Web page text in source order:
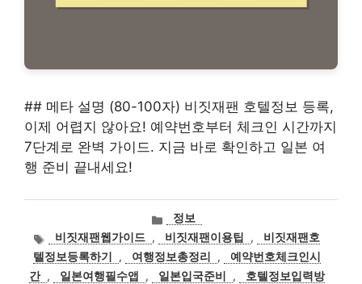
## 메타 설명 (80-100자) 비짓재팬 호텔정보 등록,
이제 어렵지 않아요! 예약번호부터 체크인 시간까지
7단계로 완벽 가이드. 지금 바로 확인하고 일본 여
행 준비 끝내세요!
카
테
고
리
정보
태
그
비짓재팬웹가이드 , 비짓재팬이용팁 ,
비짓재팬호
텔정보등록하기
, 여행정보총정리 ,
예약번호체크인시
간 , 일본여행필수앱 , 일본입국준비 ,
호텔정보입력방